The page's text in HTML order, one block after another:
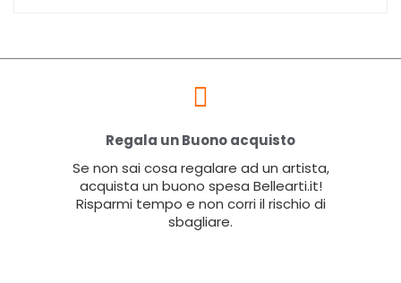
Regala un Buono acquisto
Se non sai cosa regalare ad un artista,
acquista un buono spesa Bellearti.it!
Risparmi tempo e non corri il rischio di
sbagliare.